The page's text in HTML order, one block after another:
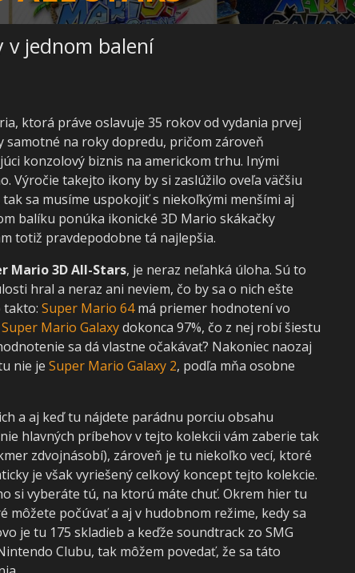
v jednom balení
ktorá práve oslavuje 35 rokov od vydania prvej
samotné na roky dopredu, pričom zároveň
konzolový biznis na americkom trhu. Inými
Výročie takejto ikony by si zaslúžilo oveľa väčšiu
sa musíme uspokojiť s niekoľkými menšími aj
balíku ponúka ikonické 3D Mario skákačky
totiž pravdepodobne tá najlepšia.
Mario 3D All-Stars, je neraz neľahká úloha. Sú to
hral a neraz ani neviem, čo by sa o nich ešte
takto: Super Mario 64má priemer hodnotení vo
Super Mario Galaxydokonca 97%, čo z nej robí šiestu
sa dá vlastne očakávať? Nakoniec naozaj
nie je Super Mario Galaxy 2, podľa mňa osobne
a aj keď tu nájdete parádnu porciu obsahu
hlavných príbehov v tejto kolekcii vám zaberie tak
zdvojnásobí), zároveň je tu niekoľko vecí, ktoré
je však vyriešený celkový koncept tejto kolekcie.
si vyberáte tú, na ktorú máte chuť. Okrem hier tu
môžete počúvať a aj v hudobnom režime, kedy sa
je tu 175 skladieb a keďže soundtrack zo SMG
Clubu, tak môžem povedať, že sa táto